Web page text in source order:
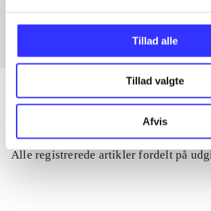
Tillad alle
Tillad valgte
Afvis
Artikler
Alle registrerede artikler fordelt på